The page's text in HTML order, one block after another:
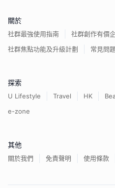
關於
社群最強使用指南
社群創作有價
社群焦點功能及升級計劃
常見問
探索
U Lifestyle Travel HK
e-zone
其他
關於我們 免責聲明 使用條款